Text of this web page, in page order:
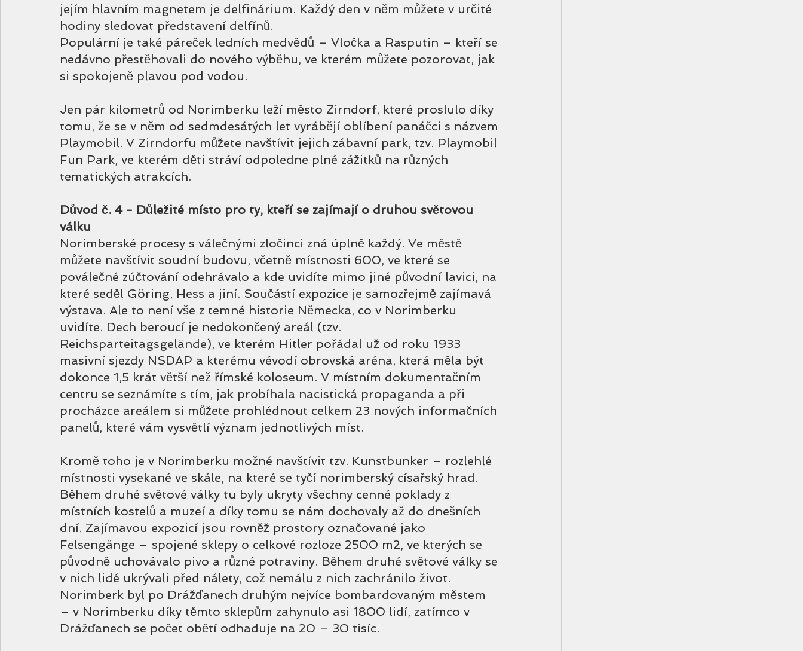
jejím hlavním magnetem je delfinárium. Každý den v něm můžete v určité
hodiny sledovat představení delfínů.
Populární je také páreček ledních medvědů – Vločka a Rasputin – kteří se
nedávno přestěhovali do nového výběhu, ve kterém můžete pozorovat, jak
si spokojeně plavou pod vodou.
Jen pár kilometrů od Norimberku leží město Zirndorf, které proslulo díky
tomu, že se v něm od sedmdesátých let vyrábějí oblíbení panáčci s názvem
Playmobil. V Zirndorfu můžete navštívit jejich zábavní park, tzv. Playmobil
Fun Park, ve kterém děti stráví odpoledne plné zážitků na různých
tematických atrakcích.
Důvod č. 4 - Důležité místo pro ty, kteří se zajímají o druhou světovou
válku
Norimberské procesy s válečnými zločinci zná úplně každý. Ve městě
můžete navštívit soudní budovu, včetně místnosti 600, ve které se
poválečné zúčtování odehrávalo a kde uvidíte mimo jiné původní lavici, na
které seděl Göring, Hess a jiní. Součástí expozice je samozřejmě zajímavá
výstava. Ale to není vše z temné historie Německa, co v Norimberku
uvidíte. Dech beroucí je nedokončený areál (tzv.
Reichsparteitagsgelände), ve kterém Hitler pořádal už od roku 1933
masivní sjezdy NSDAP a kterému vévodí obrovská aréna, která měla být
dokonce 1,5 krát větší než římské koloseum. V místním dokumentačním
centru se seznámíte s tím, jak probíhala nacistická propaganda a při
procházce areálem si můžete prohlédnout celkem 23 nových informačních
panelů, které vám vysvětlí význam jednotlivých míst.
Kromě toho je v Norimberku možné navštívit tzv. Kunstbunker – rozlehlé
místnosti vysekané ve skále, na které se tyčí norimberský císařský hrad.
Během druhé světové války tu byly ukryty všechny cenné poklady z
místních kostelů a muzeí a díky tomu se nám dochovaly až do dnešních
dní. Zajímavou expozicí jsou rovněž prostory označované jako
Felsengänge – spojené sklepy o celkové rozloze 2500 m2, ve kterých se
původně uchovávalo pivo a různé potraviny. Během druhé světové války se
v nich lidé ukrývali před nálety, což nemálu z nich zachránilo život.
Norimberk byl po Drážďanech druhým nejvíce bombardovaným městem
– v Norimberku díky těmto sklepům zahynulo asi 1800 lidí, zatímco v
Drážďanech se počet obětí odhaduje na 20 – 30 tisíc.